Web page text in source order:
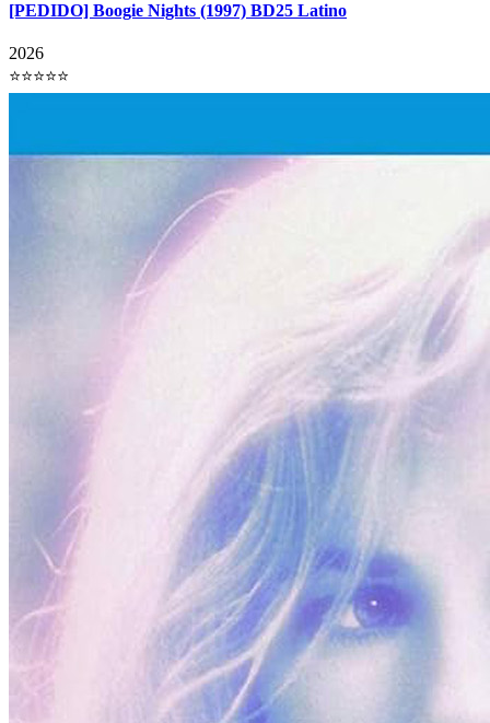
[PEDIDO] Boogie Nights (1997) BD25 Latino
2026
⭐⭐⭐⭐⭐